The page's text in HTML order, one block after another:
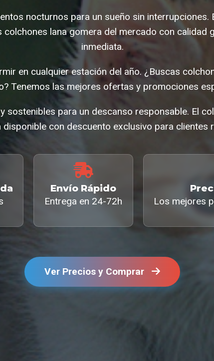
nocturnos para un sueño sin interrupciones.
lana gomera del mercado con calidad
inmediata.
en cualquier estación del año. ¿Buscas
Tenemos las mejores ofertas y promociones
sostenibles para un descanso responsable. El
disponible con descuento exclusivo para clientes
Envío Rápido
Entrega en 24-72h
Los mejores
Ver Precios y Comprar